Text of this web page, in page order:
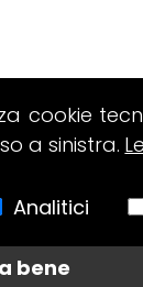
cookie
a sinistra.
Analitici
bene